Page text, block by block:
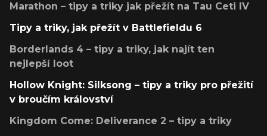
Marathon – tipy a triky jak přežít na Tau Ceti IV
Tipy a triky, jak přežít v Battlefieldu 6
Borderlands 4 – tipy a triky, jak najít ten
nejlepší loot
Hollow Knight: Silksong – tipy a triky pro přežití
v broučím království
Kingdom Come: Deliverance 2 – tipy a triky